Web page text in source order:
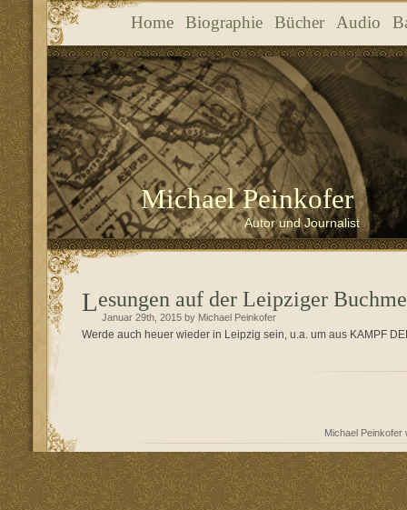
Home Biographie Bücher Audio
Michael Peinkofer
Autor und Journalist
Lesungen auf der Leipziger
Januar 29th, 2015 by Michael Peinkofer
Werde auch heuer wieder in Leipzig sein, u.a. um aus KAMPF
Michael Peinkofer